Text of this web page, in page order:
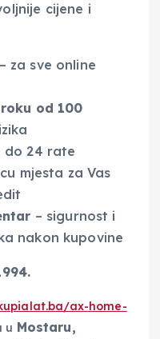
cijene i
– za sve online
od 100
do 24 rate
mjesta za Vas
– sigurnost i
nakon kupovine
ax-home-
u Mostaru,